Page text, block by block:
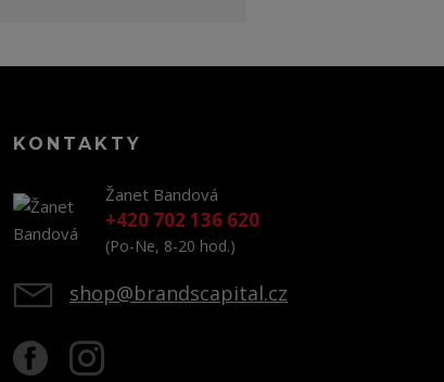
KONTAKTY
Žanet Bandová
+420 702 136 620
(Po-Ne, 8-20 hod.)
shop@brandscapital.cz